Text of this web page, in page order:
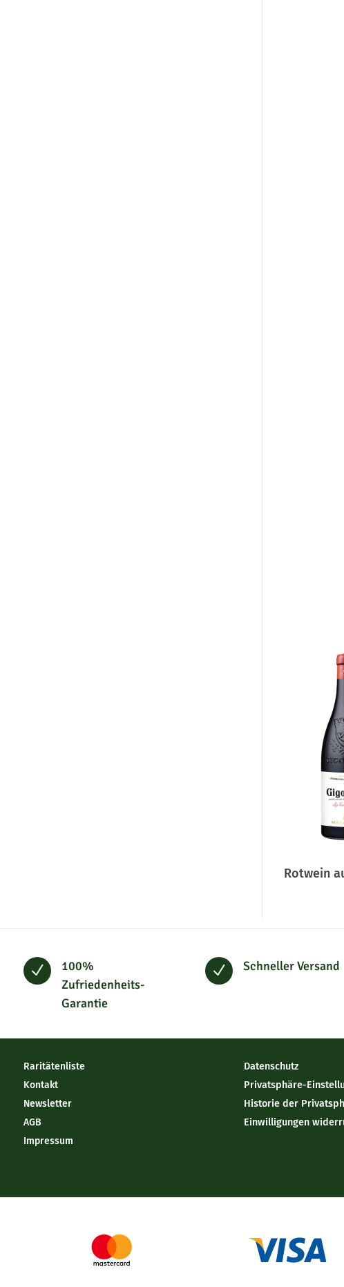
Rotwein
N
100%
Zufriedenheits-
Garantie
N Schneller Versand
Raritätenliste
Kontakt
Newsletter
AGB
Impressum
Datenschutz
Privatsphäre-
Historie der
Einwilligungen